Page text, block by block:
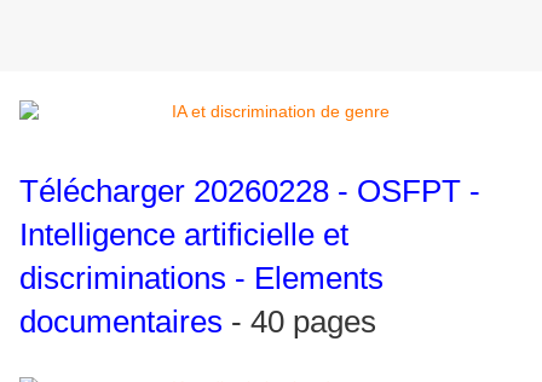
Télécharger 20260228 - OSFPT -
Intelligence artificielle et
discriminations - Elements
documentaires - 40 pages